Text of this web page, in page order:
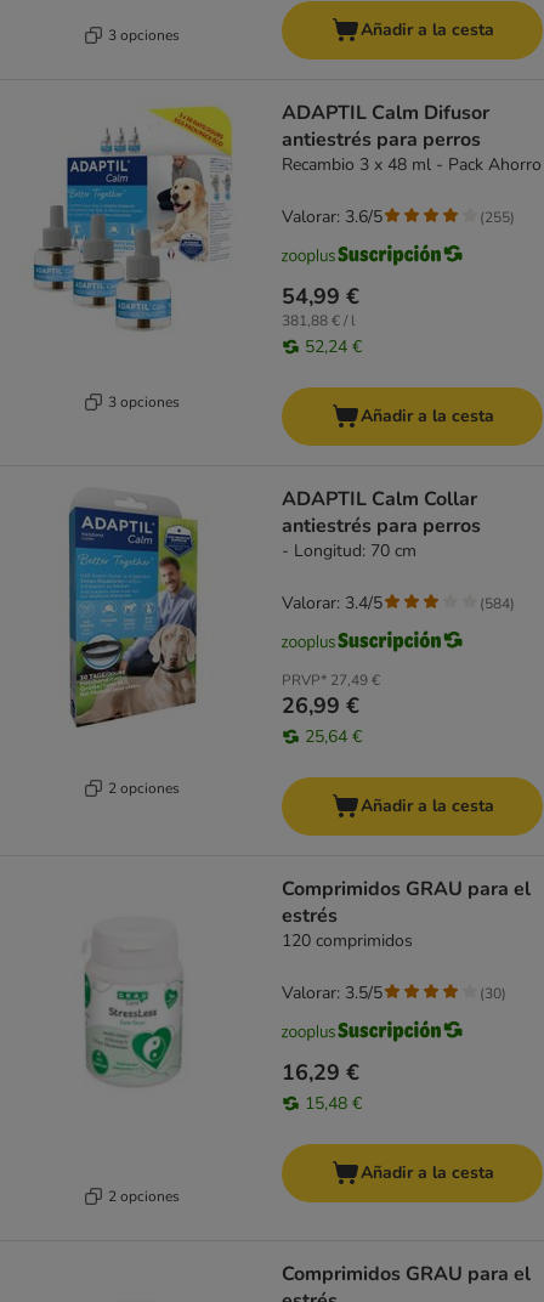
3 opciones Añadir a la cesta
3 opciones
ADAPTIL Calm Difusor
antiestrés para perros
Recambio 3 x 48 ml - Pack Ahorro
54,99 €
381,88 € / l
52,24 €
Valorar: 3.6/5 (255)
Añadir a la cesta
2 opciones
ADAPTIL Calm Collar
antiestrés para perros
- Longitud: 70 cm
PRVP* 27,49 €
26,99 €
25,64 €
Valorar: 3.4/5 (584)
Añadir a la cesta
2 opciones
Comprimidos GRAU para el
estrés
120 comprimidos
16,29 €
15,48 €
Valorar: 3.5/5 (30)
Añadir a la cesta
Comprimidos GRAU para el